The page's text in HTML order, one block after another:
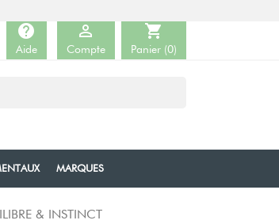
help
Aide

Compte
shopping_cart
Panier (0)
MARQUES
& INSTINCT